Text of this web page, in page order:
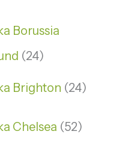
Borussia
24
Brighton 24
Chelsea 52